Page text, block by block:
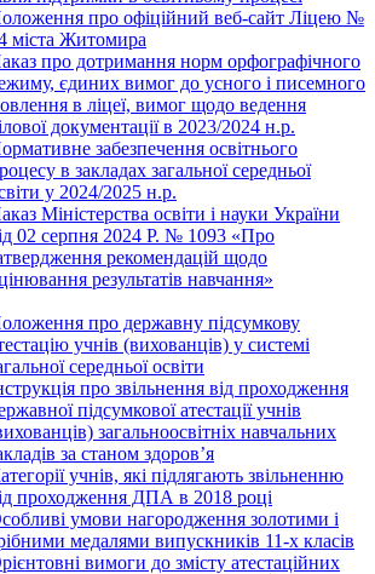
про офіційний веб-сайт Ліцею №
міста Житомира
про дотримання норм орфографічного
єдиних вимог до усного і писемного
в ліцеї, вимог щодо ведення
документації в 2023/2024 н.р.
забезпечення освітнього
в закладах загальної середньої
у 2024/2025 н.р.
Міністерства освіти і науки України
02 серпня 2024 Р. № 1093 «Про
рекомендацій щодо
результатів навчання»
про державну підсумкову
учнів (вихованців) у системі
середньої освіти
про звільнення від проходження
підсумкової атестації учнів
загальноосвітніх навчальних
за станом здоров’я
учнів, які підлягають звільненню
проходження ДПА в 2018 році
умови нагородження золотими і
медалями випускників 11-х класів
вимоги до змісту атестаційних